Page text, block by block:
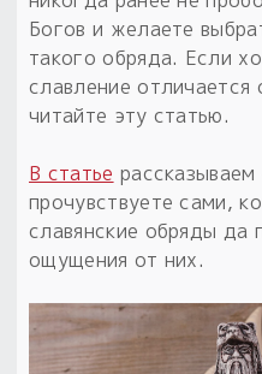
Готовые заговоры и
Сундучок
30 вариантов
Расходные материалы
С чего начать?
в
«Резы Рода.
Рода.Духи-
толковники со
Узнать
Богов и желаете
такого обряда. Если
славление отличается
читайте эту статью.
В статье
прочувствуете сами,
славянские обряды да
ощущения от них.